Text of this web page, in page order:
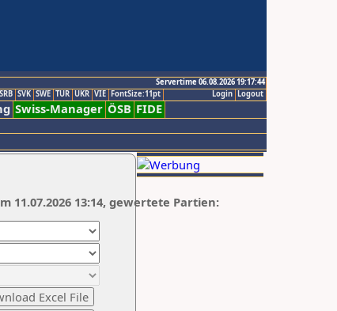
Servertime 06.08.2026 19:17:44
Logout
Login
SRB SVK SWE TUR UKR VIE FontSize:11pt
Swiss-Manager ÖSB FIDE
11.07.2026 13:14, gewertete Partien: